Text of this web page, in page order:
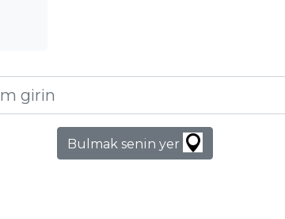
Bulmak senin yer